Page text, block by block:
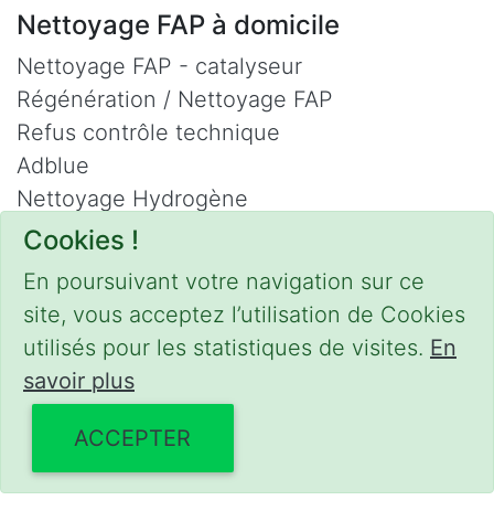
Cookies !
En poursuivant votre navigation sur ce
site, vous acceptez l’utilisation de Cookies
utilisés pour les statistiques de visites. En
savoir plus
ACCEPTER
Nettoyage FAP à domicile
Nettoyage FAP - catalyseur
Régénération / Nettoyage FAP
Refus contrôle technique
Adblue
Nettoyage Hydrogène
Contact
Phone :0475 47 20 19
Email :mobilii@tcontact.me
Décalaminage & Régénération FAP à
domicile
Interventions urgentes sur la Belgique dans
les régions suivantes :